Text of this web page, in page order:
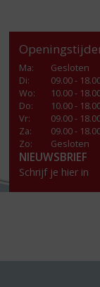
Ma:
Gesloten
Di:
09.00 -
Wo:
10.00 -
Do:
10.00 -
Vr:
09.00 -
Za:
09.00 -
Zo:
Gesloten
NIEUWSBRIEF
Schrijf je hier in